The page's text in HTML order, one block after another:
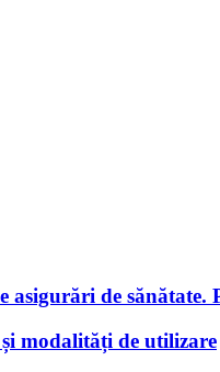
de sănătate.
modalități de utilizare